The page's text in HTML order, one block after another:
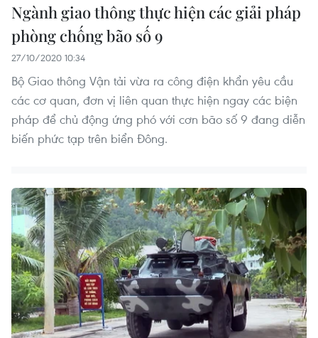
Ngành giao thông thực hiện các giải pháp
phòng chống bão số 9
27/10/2020 10:34
Bộ Giao thông Vận tải vừa ra công điện khẩn yêu cầu
các cơ quan, đơn vị liên quan thực hiện ngay các biện
pháp để chủ động ứng phó với cơn bão số 9 đang diễn
biến phức tạp trên biển Đông.